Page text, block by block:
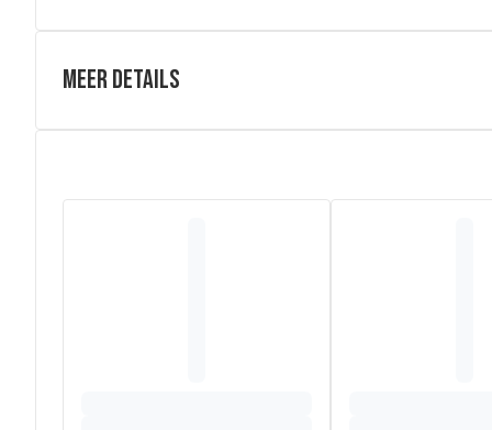
Meer details
Deze ultra mildeshampoo voor frequent gebruik
jaar. Kan gebruikt worden als afwisseling voor de